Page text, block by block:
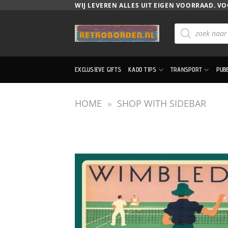
WIJ LEVEREN ALLES UIT EIGEN VOORRAAD.
Producten
zoeken
EXCLUSIEVE GIFTS KADO TIPS TRANSPORT
HOME » SHOP WITH SIDEBAR